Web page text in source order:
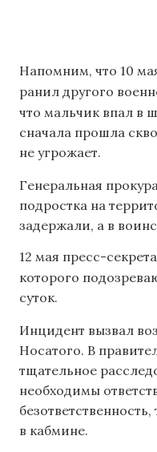
Напомним, что 10
ранил другого
что мальчик впал в
сначала прошла
не угрожает.
Генеральная
подростка на
задержали, а в
12 мая пресс-
которого
суток.
Инцидент вызвал
Носатого. В
тщательное
необходимы
в кабмине.